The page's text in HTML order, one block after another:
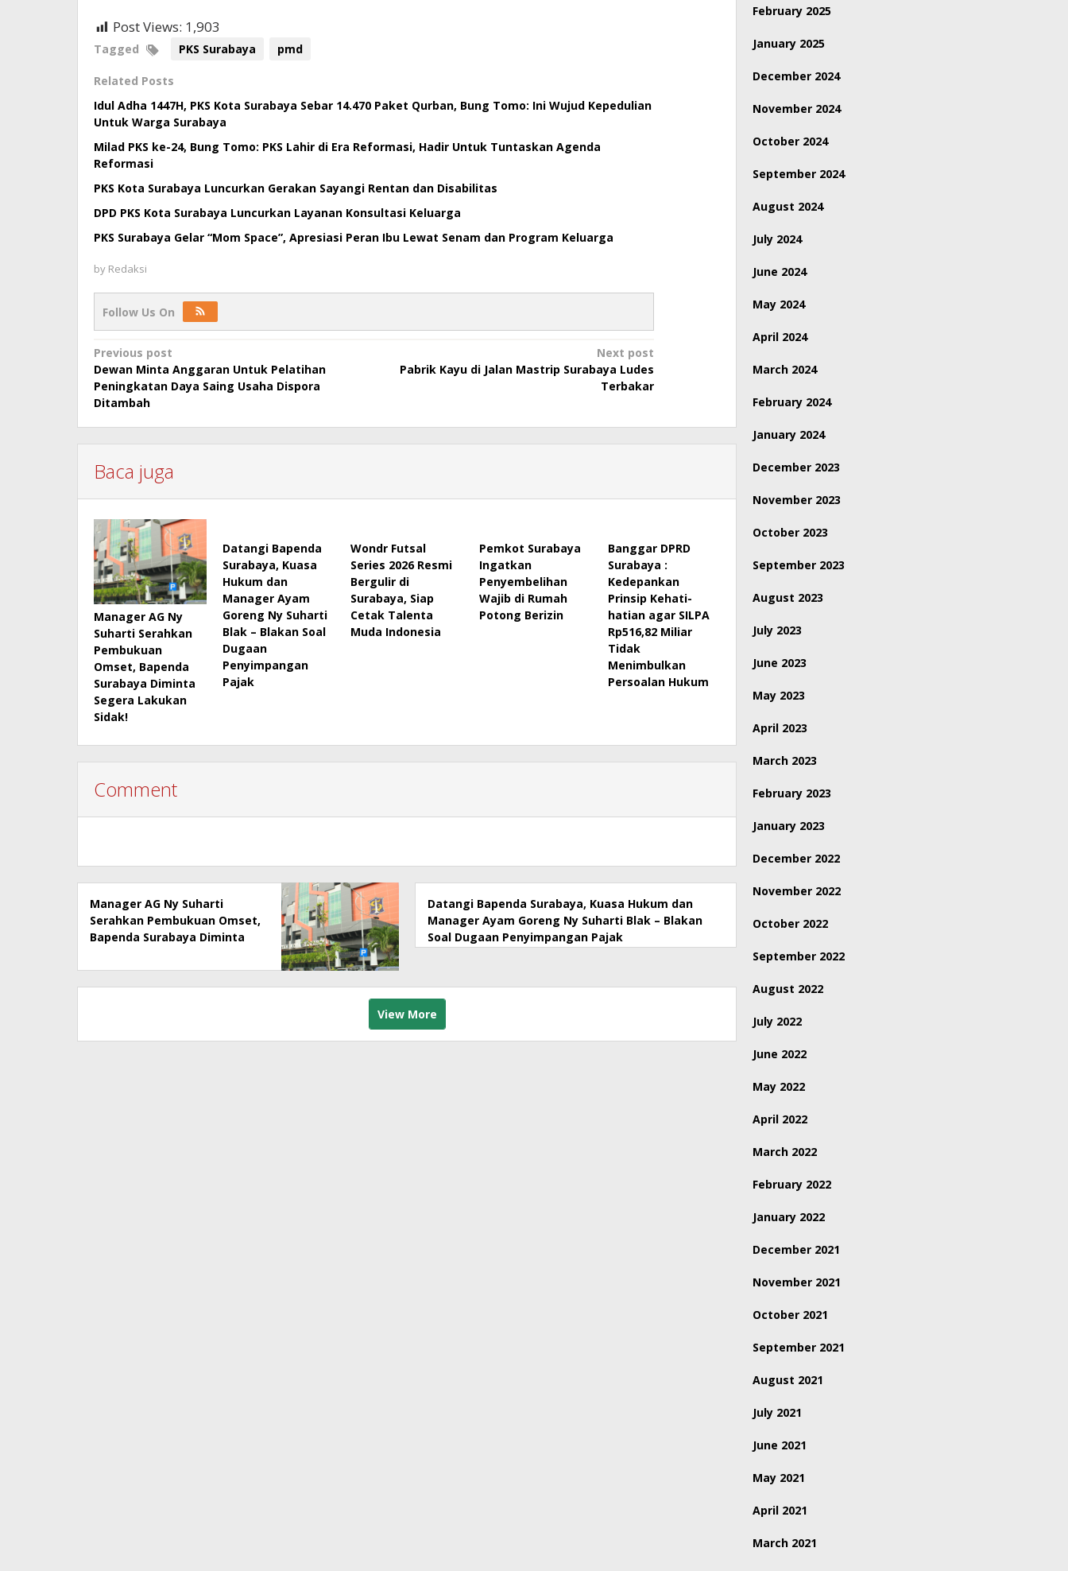
Post Views: 1,903
Tagged PKS Surabaya pmd
Related Posts
Idul Adha 1447H, PKS Kota Surabaya Sebar 14.470 Paket Qurban, Bung Tomo: Ini Wujud Kepedulian
Untuk Warga Surabaya
Milad PKS ke-24, Bung Tomo: PKS Lahir di Era Reformasi, Hadir Untuk Tuntaskan Agenda
Reformasi
PKS Kota Surabaya Luncurkan Gerakan Sayangi Rentan dan Disabilitas
DPD PKS Kota Surabaya Luncurkan Layanan Konsultasi Keluarga
PKS Surabaya Gelar “Mom Space”, Apresiasi Peran Ibu Lewat Senam dan Program Keluarga
by Redaksi
Follow Us On
Post
navigation
Previous post
Dewan Minta Anggaran Untuk Pelatihan
Peningkatan Daya Saing Usaha Dispora
Ditambah
Next post
Pabrik Kayu di Jalan Mastrip Surabaya Ludes
Terbakar
Baca juga
Manager AG Ny
Suharti Serahkan
Pembukuan
Omset, Bapenda
Surabaya Diminta
Segera Lakukan
Sidak!
Datangi Bapenda
Surabaya, Kuasa
Hukum dan
Manager Ayam
Goreng Ny Suharti
Blak – Blakan Soal
Dugaan
Penyimpangan
Pajak
Wondr Futsal
Series 2026 Resmi
Bergulir di
Surabaya, Siap
Cetak Talenta
Muda Indonesia
Pemkot Surabaya
Ingatkan
Penyembelihan
Wajib di Rumah
Potong Berizin
Banggar DPRD
Surabaya :
Kedepankan
Prinsip Kehati-
hatian agar SILPA
Rp516,82 Miliar
Tidak
Menimbulkan
Persoalan Hukum
Comment
Manager AG Ny Suharti
Serahkan Pembukuan Omset,
Bapenda Surabaya Diminta
Datangi Bapenda Surabaya, Kuasa Hukum dan
Manager Ayam Goreng Ny Suharti Blak – Blakan
Soal Dugaan Penyimpangan Pajak
View More
February 2025
January 2025
December 2024
November 2024
October 2024
September 2024
August 2024
July 2024
June 2024
May 2024
April 2024
March 2024
February 2024
January 2024
December 2023
November 2023
October 2023
September 2023
August 2023
July 2023
June 2023
May 2023
April 2023
March 2023
February 2023
January 2023
December 2022
November 2022
October 2022
September 2022
August 2022
July 2022
June 2022
May 2022
April 2022
March 2022
February 2022
January 2022
December 2021
November 2021
October 2021
September 2021
August 2021
July 2021
June 2021
May 2021
April 2021
March 2021